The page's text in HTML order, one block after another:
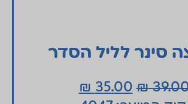
סינר לליל הסדר
₪
35.00
₪